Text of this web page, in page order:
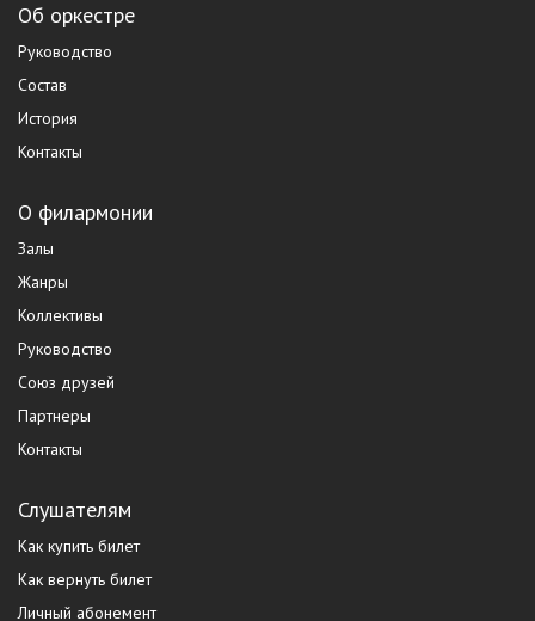
Об оркестре
Руководство
Состав
История
Контакты
О филармонии
Залы
Жанры
Коллективы
Руководство
Союз друзей
Партнеры
Контакты
Слушателям
Как купить билет
Как вернуть билет
Личный абонемент